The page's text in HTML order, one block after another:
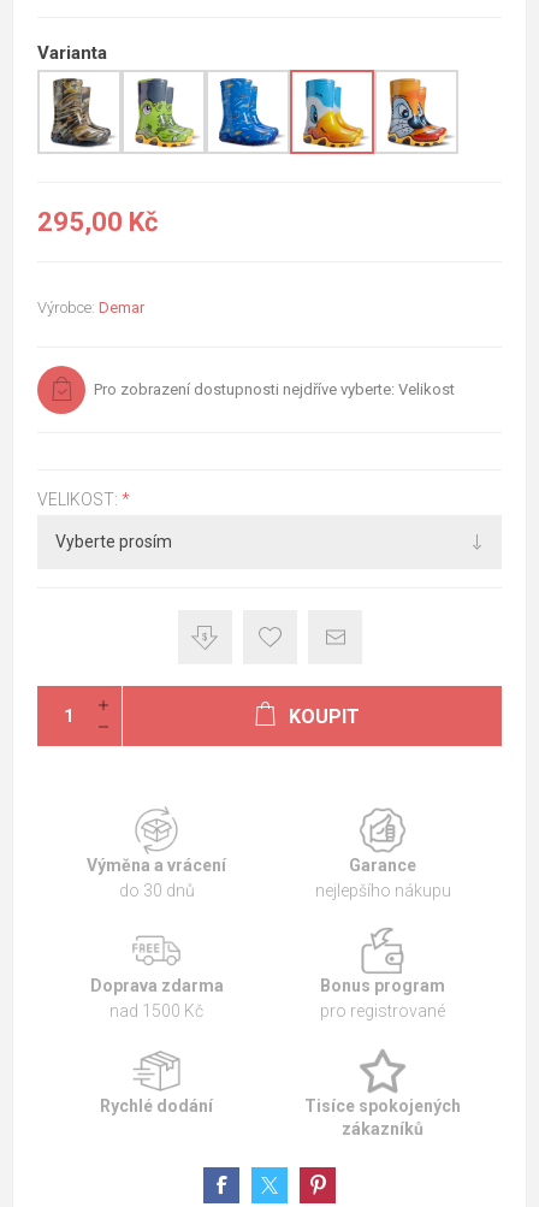
Varianta
295,00 Kč
Výrobce: Demar
Pro zobrazení dostupnosti nejdříve vyberte: Velikost
VELIKOST: *
KOUPIT
Výměna a vrácení
do 30 dnů
Garance
nejlepšího nákupu
Doprava zdarma
nad 1500 Kč
Bonus program
pro registrované
Rychlé dodání
Tisíce spokojených
zákazníků